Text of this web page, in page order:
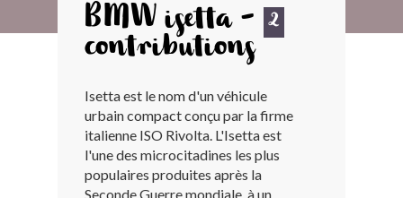
ARCHIVES
LES CONTRIBUTEURS
LE BLOG
BONJOURLAVIEILLE ?
BMW isetta - 2
contributions
Isetta est le nom d'un véhicule
urbain compact conçu par la firme
italienne ISO Rivolta. L'Isetta est
l'une des microcitadines les plus
populaires produites après la
Seconde Guerre mondiale, à un